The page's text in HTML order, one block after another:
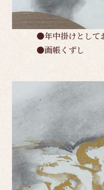
●年中掛けとして
●画帳くずし